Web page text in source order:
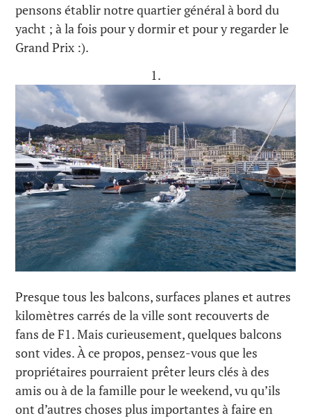
pensons établir notre quartier général à bord du
yacht ; à la fois pour y dormir et pour y regarder le
Grand Prix :).
1.
Presque tous les balcons, surfaces planes et autres
kilomètres carrés de la ville sont recouverts de
fans de F1. Mais curieusement, quelques balcons
sont vides. À ce propos, pensez-vous que les
propriétaires pourraient prêter leurs clés à des
amis ou à de la famille pour le weekend, vu qu’ils
ont d’autres choses plus importantes à faire en